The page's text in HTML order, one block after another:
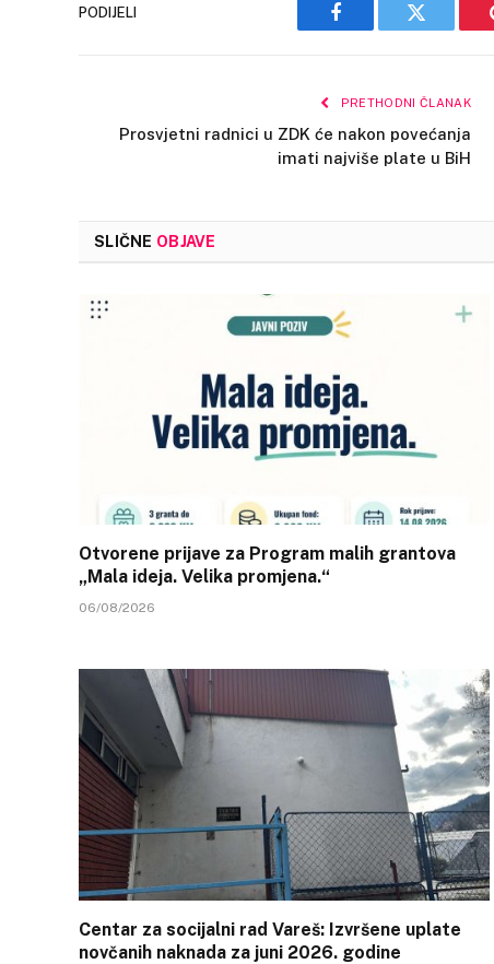
PODIJELI
Facebook Twitter
PRETHODNI ČLANAK
Prosvjetni radnici u ZDK će nakon povećanja
imati najviše plate u BiH
SLIČNE OBJAVE
Otvorene prijave za Program malih grantova
„Mala ideja. Velika promjena.“
06/08/2026
Centar za socijalni rad Vareš: Izvršene uplate
novčanih naknada za juni 2026. godine